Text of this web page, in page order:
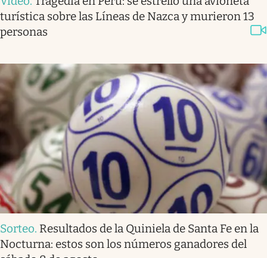
turística sobre las Líneas de Nazca y murieron 13
personas
Sorteo. Resultados de la Quiniela de Santa Fe en la
Nocturna: estos son los números ganadores del